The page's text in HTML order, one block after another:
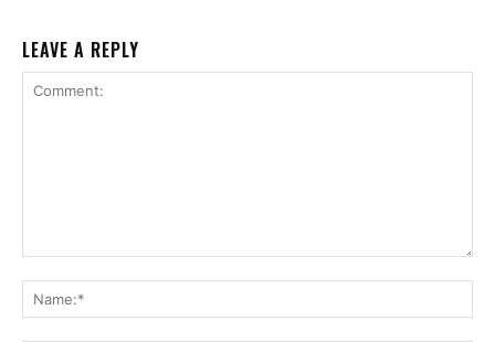
LEAVE A REPLY